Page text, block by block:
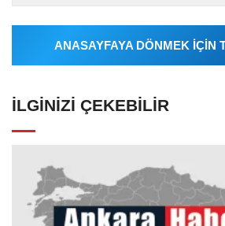
Ajansı tarafından...
ANASAYFAYA DÖNMEK İÇİN
İLGINIZI ÇEKEBILIR